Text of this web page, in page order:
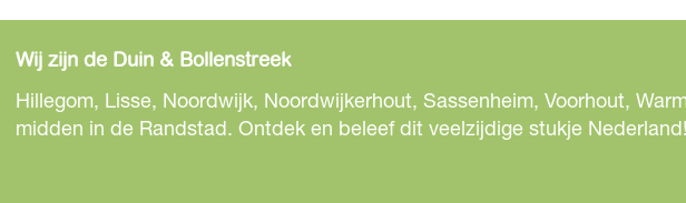
Wij zijn de Duin & Bollenstreek
Hillegom, Lisse, Noordwijk, Noordwijkerhout, Sassenheim, Voorhout,
midden in de Randstad. Ontdek en beleef dit veelzijdige stukje Nederland!